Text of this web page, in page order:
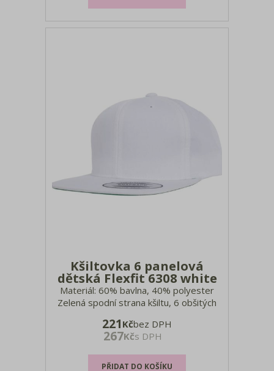
Kšiltovka 6 panelová
dětská Flexfit 6308 white
Materiál: 60% bavlna, 40% polyester
Zelená spodní strana kšiltu, 6 obšitých
tónu, Kids: cca 50cm (vhodné pro 2-6
roky), Youth: cca 54cm (vhodné pro 6-
14 let)., nesmí se prát, nelze žehlit,
nelze sušit v sušičce,
221 Kčbez DPH
267Kčs DPH